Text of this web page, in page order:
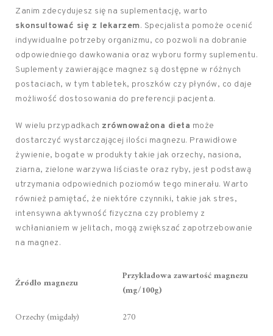
Zanim zdecydujesz się na suplementację, warto
skonsultować się z lekarzem. Specjalista pomoże ocenić
indywidualne potrzeby organizmu, co pozwoli na dobranie
odpowiedniego dawkowania oraz wyboru formy suplementu.
Suplementy zawierające magnez są dostępne w różnych
postaciach, w tym tabletek, proszków czy płynów, co daje
możliwość dostosowania do preferencji pacjenta.
W wielu przypadkach zrównoważona dieta może
dostarczyć wystarczającej ilości magnezu. Prawidłowe
żywienie, bogate w produkty takie jak orzechy, nasiona,
ziarna, zielone warzywa liściaste oraz ryby, jest podstawą
utrzymania odpowiednich poziomów tego minerału. Warto
również pamiętać, że niektóre czynniki, takie jak stres,
intensywna aktywność fizyczna czy problemy z
wchłanianiem w jelitach, mogą zwiększać zapotrzebowanie
na magnez.
Źródło magnezu
Przykładowa zawartość magnezu
(mg/100g)
Orzechy (migdały)
270